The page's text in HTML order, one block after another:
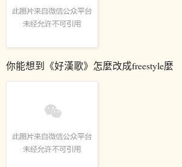
你能想到《好漢歌》怎麼改成freestyle麼